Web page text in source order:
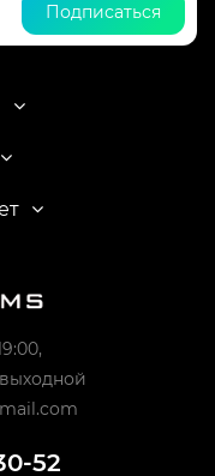
Подписаться
выходной
52